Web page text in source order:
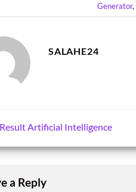
Generator,
SALAHE24
Result Artificial Intelligence
a Reply